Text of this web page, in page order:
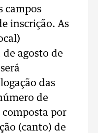
campos
inscrição. As
agosto de
das
de
composta por
(canto) de